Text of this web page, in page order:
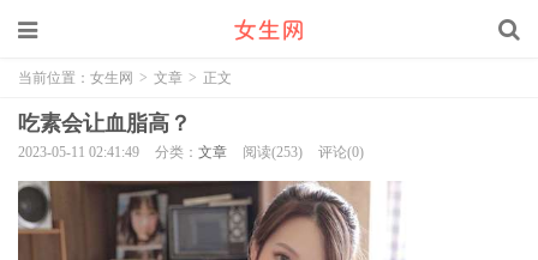
当前位置： 女生网 > 文章 > 正文
吃素会让血脂高？
2023-05-11 02:41:49 分类： 文章 阅读(253) 评论(0)